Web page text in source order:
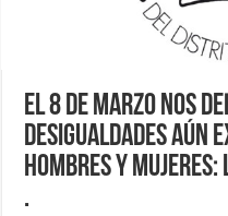
El 8 de marzo nos
desigualdades aún
hombres y mujeres:
.